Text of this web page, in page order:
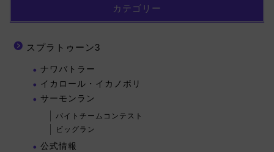
カテゴリー
スプラトゥーン3
ナワバトラー
イカロール・イカノボリ
サーモンラン
バイトチームコンテスト
ビッグラン
公式情報